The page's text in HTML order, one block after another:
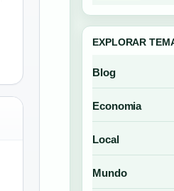
EXPLORAR
Blog
Economia
Local
Mundo